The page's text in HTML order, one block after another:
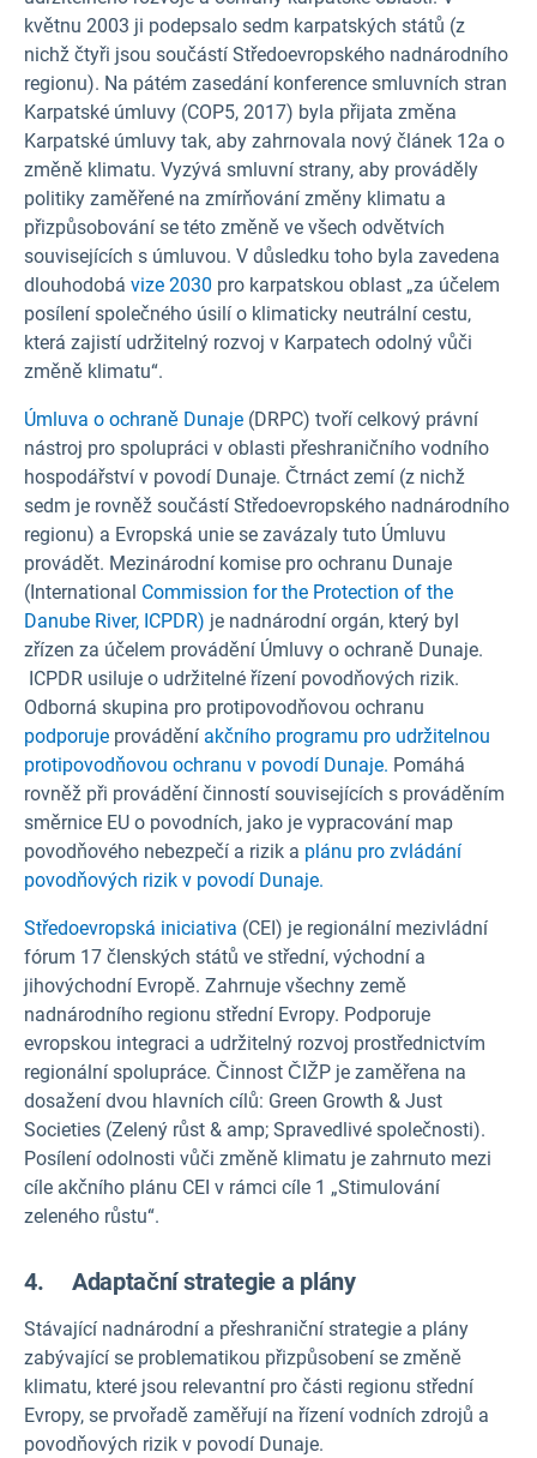
květnu 2003 ji podepsalo sedm karpatských států (z
nichž čtyři jsou součástí Středoevropského nadnárodního
regionu). Na pátém zasedání konference smluvních stran
Karpatské úmluvy (COP5, 2017) byla přijata změna
Karpatské úmluvy tak, aby zahrnovala nový článek 12a o
změně klimatu. Vyzývá smluvní strany, aby prováděly
politiky zaměřené na zmírňování změny klimatu a
přizpůsobování se této změně ve všech odvětvích
souvisejících s úmluvou. V důsledku toho byla zavedena
dlouhodobá vize 2030 pro karpatskou oblast „za účelem
posílení společného úsilí o klimaticky neutrální cestu,
která zajistí udržitelný rozvoj v Karpatech odolný vůči
změně klimatu“.
Úmluva o ochraně Dunaje (DRPC) tvoří celkový právní
nástroj pro spolupráci v oblasti přeshraničního vodního
hospodářství v povodí Dunaje. Čtrnáct zemí (z nichž
sedm je rovněž součástí Středoevropského nadnárodního
regionu) a Evropská unie se zavázaly tuto Úmluvu
provádět. Mezinárodní komise pro ochranu Dunaje
(International Commission for the Protection of the
Danube River, ICPDR) je nadnárodní orgán, který byl
zřízen za účelem provádění Úmluvy o ochraně Dunaje.
ICPDR usiluje o udržitelné řízení povodňových rizik.
Odborná skupina pro protipovodňovou ochranu
podporuje provádění akčního programu pro udržitelnou
protipovodňovou ochranu v povodí Dunaje. Pomáhá
rovněž při provádění činností souvisejících s prováděním
směrnice EU o povodních, jako je vypracování map
povodňového nebezpečí a rizik a plánu pro zvládání
povodňových rizik v povodí Dunaje.
Středoevropská iniciativa (CEI) je regionální mezivládní
fórum 17 členských států ve střední, východní a
jihovýchodní Evropě. Zahrnuje všechny země
nadnárodního regionu střední Evropy. Podporuje
evropskou integraci a udržitelný rozvoj prostřednictvím
regionální spolupráce. Činnost ČIŽP je zaměřena na
dosažení dvou hlavních cílů: Green Growth & Just
Societies (Zelený růst & amp; Spravedlivé společnosti).
Posílení odolnosti vůči změně klimatu je zahrnuto mezi
cíle akčního plánu CEI v rámci cíle 1 „Stimulování
zeleného růstu“.
4. Adaptační strategie a plány
Stávající nadnárodní a přeshraniční strategie a plány
zabývající se problematikou přizpůsobení se změně
klimatu, které jsou relevantní pro části regionu střední
Evropy, se prvořadě zaměřují na řízení vodních zdrojů a
povodňových rizik v povodí Dunaje.